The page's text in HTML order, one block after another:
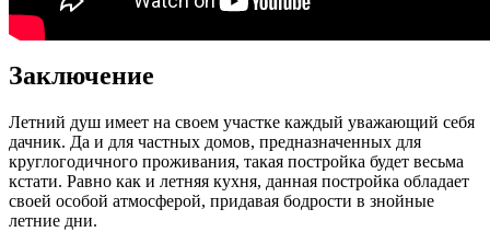
Заключение
Летний душ имеет на своем участке каждый уважающий себя
дачник. Да и для частных домов, предназначенных для
круглогодичного проживания, такая постройка будет весьма
кстати. Равно как и летняя кухня, данная постройка обладает
своей особой атмосферой, придавая бодрости в знойные
летние дни.